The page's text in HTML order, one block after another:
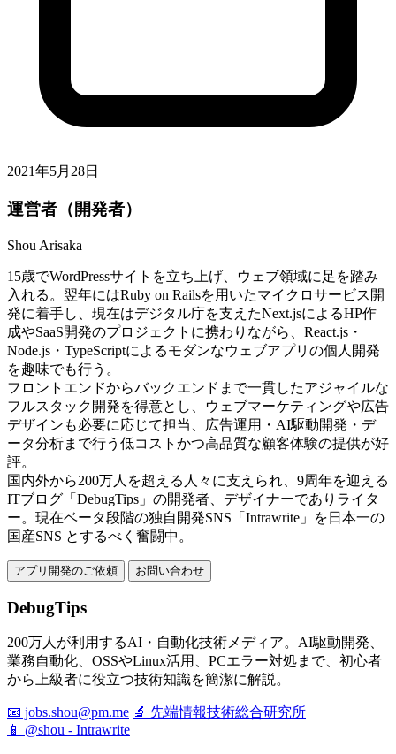
2021年5月28日
運営者（開発者）
Shou Arisaka
15歳でWordPressサイトを立ち上げ、ウェブ領域に足を踏み
入れる。翌年にはRuby on Railsを用いたマイクロサービス開
発に着手し、現在はデジタル庁を支えたNext.jsによるHP作
成やSaaS開発のプロジェクトに携わりながら、React.js・
Node.js・TypeScriptによるモダンなウェブアプリの個人開発
を趣味でも行う。
フロントエンドからバックエンドまで一貫したアジャイルな
フルスタック開発を得意とし、ウェブマーケティングや広告
デザインも必要に応じて担当、広告運用・AI駆動開発・デ
ータ分析まで行う低コストかつ高品質な顧客体験の提供が好
評。
国内外から200万人を超える人々に支えられ、9周年を迎える
ITブログ「DebugTips」の開発者、デザイナーでありライタ
ー。現在ベータ段階の独自開発SNS「Intrawrite」を日本一の
国産SNS とするべく奮闘中。
アプリ開発のご依頼 お問い合わせ
DebugTips
200万人が利用するAI・自動化技術メディア。AI駆動開発、
業務自動化、OSSやLinux活用、PCエラー対処まで、初心者
から上級者に役立つ技術知識を簡潔に解説。
📧 jobs.shou@pm.me 🔬 先端情報技術総合研究所
📱 @shou - Intrawrite